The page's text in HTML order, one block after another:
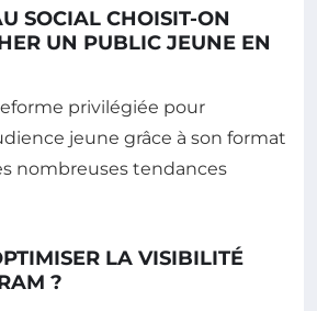
SOCIAL CHOISIT-ON
UN PUBLIC JEUNE EN
privilégiée pour
jeune grâce à son format
nombreuses tendances
LA VISIBILITÉ
?